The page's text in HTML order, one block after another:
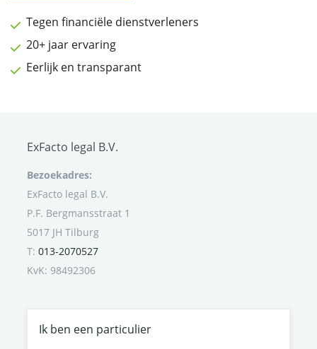
Tegen financiële dienstverleners
20+ jaar ervaring
Eerlijk en transparant
ExFacto legal B.V.
Bezoekadres:
ExFacto legal B.V.
P.F. Bergmansstraat 1
5017 JH Tilburg
T: 013-2070527
KvK: 98492306
Ik ben een particulier